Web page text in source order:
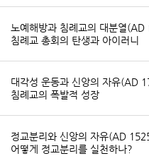
노예해방과 침례교의 대분열
침례교 총회의 탄생과 아이러니
대각성 운동과 신앙의 자유(AD
침례교의 폭발적 성장
정교분리와 신앙의 자유(AD
어떻게 정교분리를 실천하나?